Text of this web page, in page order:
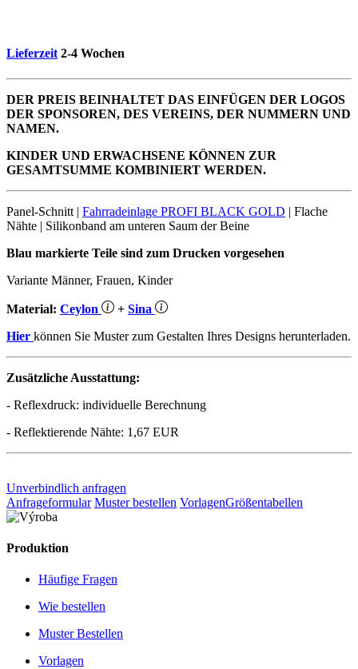
Lieferzeit 2-4 Wochen
DER PREIS BEINHALTET DAS EINFÜGEN DER LOGOS
DER SPONSOREN, DES VEREINS, DER NUMMERN UND
NAMEN.
KINDER UND ERWACHSENE KÖNNEN ZUR
GESAMTSUMME KOMBINIERT WERDEN.
Panel-Schnitt | Fahrradeinlage PROFI BLACK GOLD | Flache
Nähte | Silikonband am unteren Saum der Beine
Blau markierte Teile sind zum Drucken vorgesehen
Variante Männer, Frauen, Kinder
Material: Ceylon + Sina
Hier können Sie Muster zum Gestalten Ihres Designs herunterladen.
Zusätzliche Ausstattung:
- Reflexdruck: individuelle Berechnung
- Reflektierende Nähte: 1,67 EUR
Unverbindlich anfragen
Anfrageformular Muster bestellen VorlagenGrößentabellen
Produktion
Häufige Fragen
Wie bestellen
Muster Bestellen
Vorlagen